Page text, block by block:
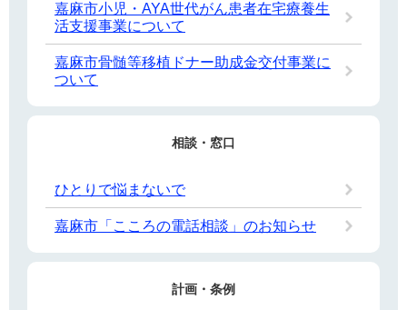
嘉麻市小児・AYA世代がん患者在宅療養生
活支援事業について
嘉麻市骨髄等移植ドナー助成金交付事業に
ついて
相談・窓口
ひとりで悩まないで
嘉麻市「こころの電話相談」のお知らせ
計画・条例